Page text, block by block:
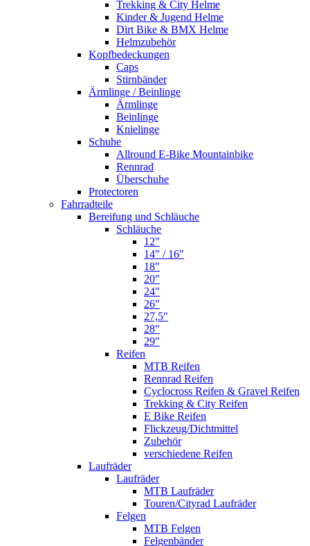
Trekking & City Helme
Kinder & Jugend Helme
Dirt Bike & BMX Helme
Helmzubehör
Kopfbedeckungen
Caps
Stirnbänder
Ärmlinge / Beinlinge
Ärmlinge
Beinlinge
Knielinge
Schuhe
Allround E-Bike Mountainbike
Rennrad
Überschuhe
Protectoren
Fahrradteile
Bereifung und Schläuche
Schläuche
12"
14" / 16"
18"
20"
24"
26"
27,5"
28"
29"
Reifen
MTB Reifen
Rennrad Reifen
Cyclocross Reifen & Gravel Reifen
Trekking & City Reifen
E Bike Reifen
Flickzeug/Dichtmittel
Zubehör
verschiedene Reifen
Laufräder
Laufräder
MTB Laufräder
Touren/Cityrad Laufräder
Felgen
MTB Felgen
Felgenbänder